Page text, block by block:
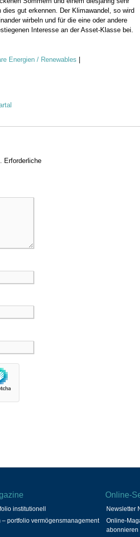
gut erkennen. Der Klimawandel, so wird
wirbeln und für die eine oder andere
Interesse an der Asset-Klasse bei.
Energien / Renewables |
Erforderliche
institutionell
– portfolio vermögensmanagement
Online-
Newsletter
Online-
abonnieren